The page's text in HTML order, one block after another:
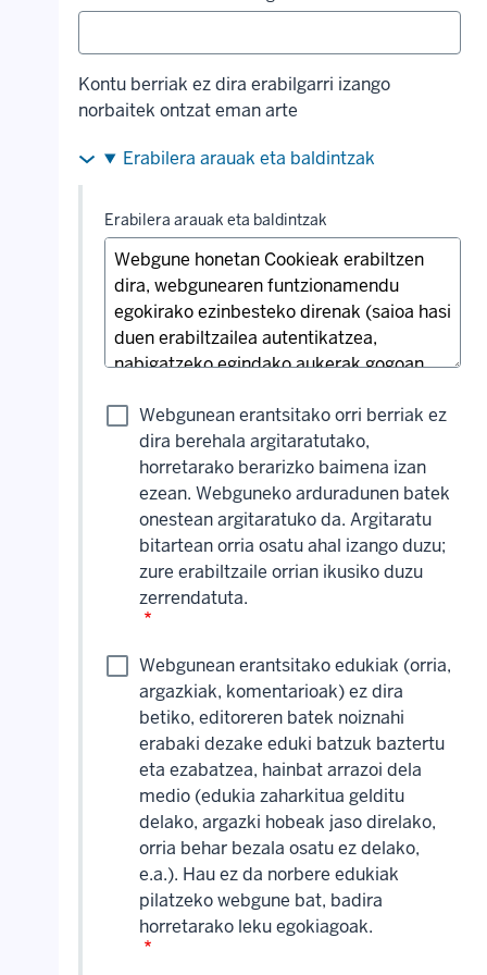
Kontu berriak ez dira erabilgarri izango
norbaitek ontzat eman arte
Erabilera arauak eta baldintzak
Erabilera arauak eta baldintzak
Webgunean erantsitako orri berriak ez
dira berehala argitaratutako,
horretarako berarizko baimena izan
ezean. Webguneko arduradunen batek
onestean argitaratuko da. Argitaratu
bitartean orria osatu ahal izango duzu;
zure erabiltzaile orrian ikusiko duzu
zerrendatuta.
Webgunean erantsitako edukiak (orria,
argazkiak, komentarioak) ez dira
betiko, editoreren batek noiznahi
erabaki dezake eduki batzuk baztertu
eta ezabatzea, hainbat arrazoi dela
medio (edukia zaharkitua gelditu
delako, argazki hobeak jaso direlako,
orria behar bezala osatu ez delako,
e.a.). Hau ez da norbere edukiak
pilatzeko webgune bat, badira
horretarako leku egokiagoak.